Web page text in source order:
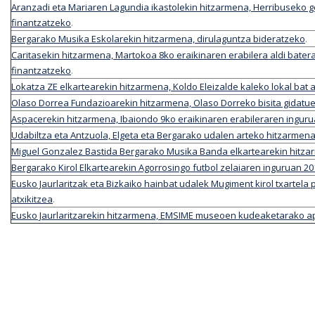
Aranzadi eta Mariaren Lagundia ikastolekin hitzarmena, Herribuseko
finantzatzeko.
Bergarako Musika Eskolarekin hitzarmena, dirulaguntza bideratzeko.
Caritasekin hitzarmena, Martokoa 8ko eraikinaren erabilera aldi
finantzatzeko.
Lokatza ZE elkartearekin hitzarmena, Koldo Eleizalde kaleko lokal bat
Olaso Dorrea Fundazioarekin hitzarmena, Olaso Dorreko bisita
Aspacerekin hitzarmena, Ibaiondo 9ko eraikinaren erabileraren
Udabiltza eta Antzuola, Elgeta eta Bergarako udalen arteko
Miguel Gonzalez Bastida Bergarako Musika Banda elkartearekin
Bergarako Kirol Elkartearekin Agorrosingo futbol zelaiaren inguruan
Eusko Jaurlaritzak eta Bizkaiko hainbat udalek Mugiment kirol
atxikitzea.
Eusko Jaurlaritzarekin hitzarmena, EMSIME museoen kudeaketarako